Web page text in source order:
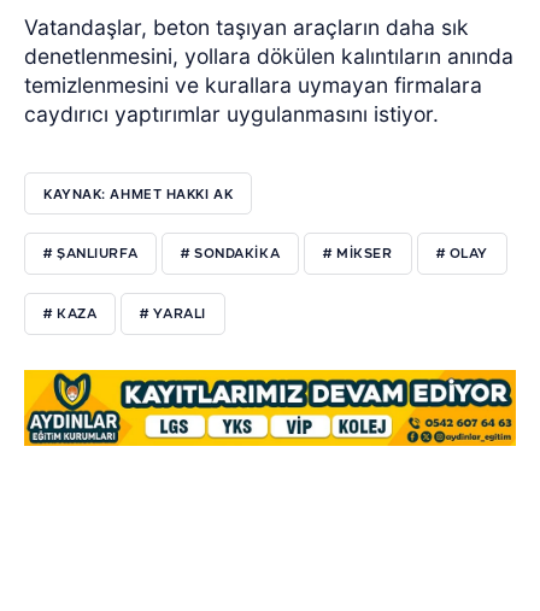
Vatandaşlar, beton taşıyan araçların daha sık
denetlenmesini, yollara dökülen kalıntıların anında
temizlenmesini ve kurallara uymayan firmalara
caydırıcı yaptırımlar uygulanmasını istiyor.
KAYNAK: AHMET HAKKI AK
# ŞANLIURFA # SONDAKIKA # MIKSER # OLAY
# KAZA # YARALI